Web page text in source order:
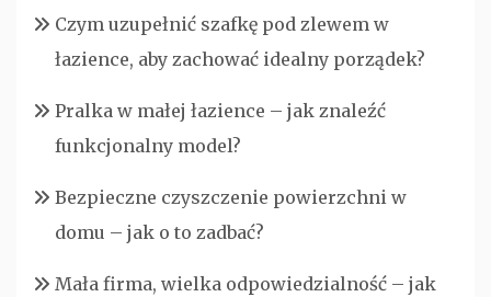
Czym uzupełnić szafkę pod zlewem w
łazience, aby zachować idealny porządek?
Pralka w małej łazience – jak znaleźć
funkcjonalny model?
Bezpieczne czyszczenie powierzchni w
domu – jak o to zadbać?
Mała firma, wielka odpowiedzialność – jak